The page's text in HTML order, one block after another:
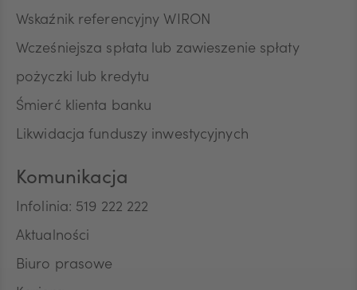
Wskaźnik referencyjny WIRON
Wcześniejsza spłata lub zawieszenie spłaty
pożyczki lub kredytu
Śmierć klienta banku
Likwidacja funduszy inwestycyjnych
Komunikacja
Infolinia: 519 222 222
Aktualności
Biuro prasowe